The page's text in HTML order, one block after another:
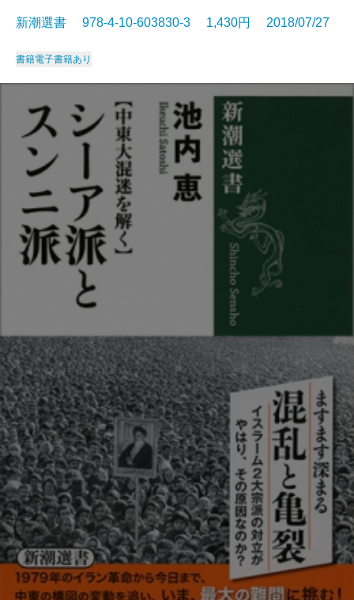
新潮選書 978-4-10-603830-3 1,430円 2018/07/27
書籍電子書籍あり